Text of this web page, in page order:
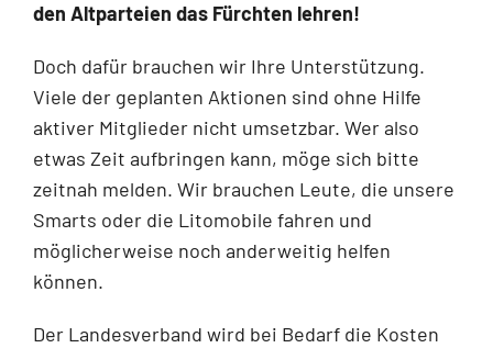
den Altparteien das Fürchten lehren!
Doch dafür brauchen wir Ihre Unterstützung.
Viele der geplanten Aktionen sind ohne Hilfe
aktiver Mitglieder nicht umsetzbar. Wer also
etwas Zeit aufbringen kann, möge sich bitte
zeitnah melden. Wir brauchen Leute, die unsere
Smarts oder die Litomobile fahren und
möglicherweise noch anderweitig helfen
können.
Der Landesverband wird bei Bedarf die Kosten